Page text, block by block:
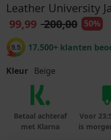
Leather University
99,99 200,00 50%
9.5 17.500+ klanten
Kleur Beige
Betaal achteraf
met Klarna
Voor
is